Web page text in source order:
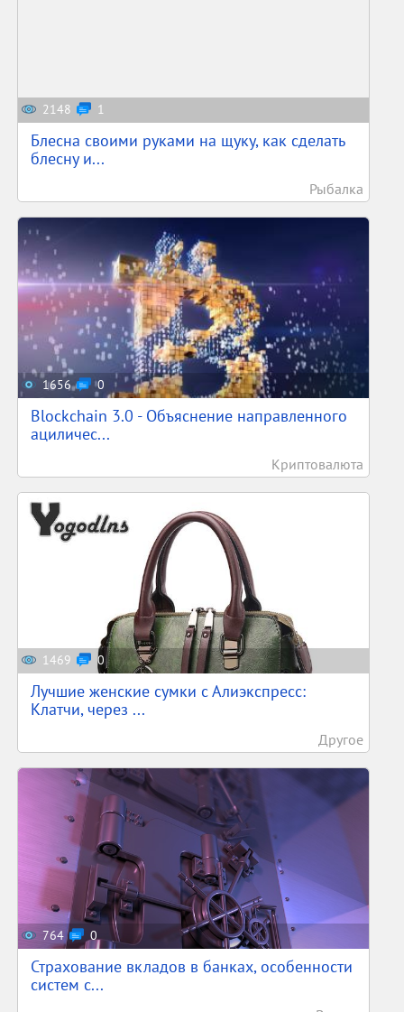
2148 1
Блесна своими руками на щуку, как сделать
блесну и...
Рыбалка
1656 0
Blockchain 3.0 - Объяснение направленного
ациличес...
Криптовалюта
1469 0
Лучшие женские сумки с Алиэкспресс:
Клатчи, через ...
Другое
764 0
Страхование вкладов в банках, особенности
систем с...